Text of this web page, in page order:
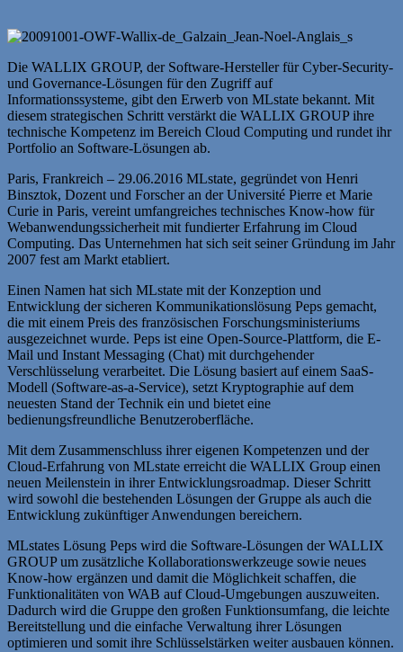
Die WALLIX GROUP, der Software-Hersteller für Cyber-Security-
und Governance-Lösungen für den Zugriff auf
Informationssysteme, gibt den Erwerb von MLstate bekannt. Mit
diesem strategischen Schritt verstärkt die WALLIX GROUP ihre
technische Kompetenz im Bereich Cloud Computing und rundet ihr
Portfolio an Software-Lösungen ab.
Paris, Frankreich – 29.06.2016 MLstate, gegründet von Henri
Binsztok, Dozent und Forscher an der Université Pierre et Marie
Curie in Paris, vereint umfangreiches technisches Know-how für
Webanwendungssicherheit mit fundierter Erfahrung im Cloud
Computing. Das Unternehmen hat sich seit seiner Gründung im Jahr
2007 fest am Markt etabliert.
Einen Namen hat sich MLstate mit der Konzeption und
Entwicklung der sicheren Kommunikationslösung Peps gemacht,
die mit einem Preis des französischen Forschungsministeriums
ausgezeichnet wurde. Peps ist eine Open-Source-Plattform, die E-
Mail und Instant Messaging (Chat) mit durchgehender
Verschlüsselung verarbeitet. Die Lösung basiert auf einem SaaS-
Modell (Software-as-a-Service), setzt Kryptographie auf dem
neuesten Stand der Technik ein und bietet eine
bedienungsfreundliche Benutzeroberfläche.
Mit dem Zusammenschluss ihrer eigenen Kompetenzen und der
Cloud-Erfahrung von MLstate erreicht die WALLIX Group einen
neuen Meilenstein in ihrer Entwicklungsroadmap. Dieser Schritt
wird sowohl die bestehenden Lösungen der Gruppe als auch die
Entwicklung zukünftiger Anwendungen bereichern.
MLstates Lösung Peps wird die Software-Lösungen der WALLIX
GROUP um zusätzliche Kollaborationswerkzeuge sowie neues
Know-how ergänzen und damit die Möglichkeit schaffen, die
Funktionalitäten von WAB auf Cloud-Umgebungen auszuweiten.
Dadurch wird die Gruppe den großen Funktionsumfang, die leichte
Bereitstellung und die einfache Verwaltung ihrer Lösungen
optimieren und somit ihre Schlüsselstärken weiter ausbauen können.